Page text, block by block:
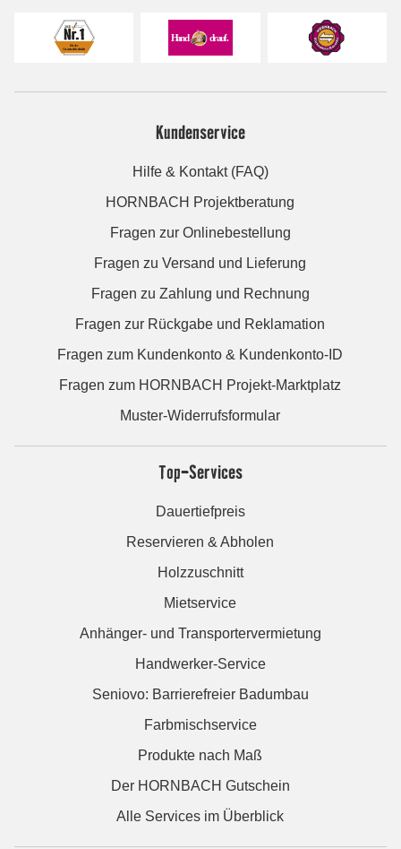
Kundenservice
Hilfe & Kontakt (FAQ)
HORNBACH Projektberatung
Fragen zur Onlinebestellung
Fragen zu Versand und Lieferung
Fragen zu Zahlung und Rechnung
Fragen zur Rückgabe und Reklamation
Fragen zum Kundenkonto & Kundenkonto-ID
Fragen zum HORNBACH Projekt-Marktplatz
Muster-Widerrufsformular
Top-Services
Dauertiefpreis
Reservieren & Abholen
Holzzuschnitt
Mietservice
Anhänger- und Transportervermietung
Handwerker-Service
Seniovo: Barrierefreier Badumbau
Farbmischservice
Produkte nach Maß
Der HORNBACH Gutschein
Alle Services im Überblick